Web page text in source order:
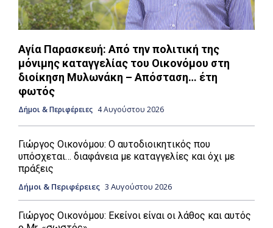
Αγία Παρασκευή: Από την πολιτική της
μόνιμης καταγγελίας του Οικονόμου στη
διοίκηση Μυλωνάκη – Απόσταση… έτη
φωτός
Δήμοι & Περιφέρειες 4 Αυγούστου 2026
Γιώργος Οικονόμου: Ο αυτοδιοικητικός που
υπόσχεται… διαφάνεια με καταγγελίες και όχι με
πράξεις
Δήμοι & Περιφέρειες 3 Αυγούστου 2026
Γιώργος Οικονόμου: Εκείνοι είναι οι λάθος και αυτός